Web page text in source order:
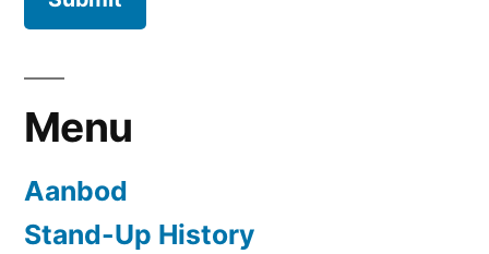
Menu
Aanbod
Stand-Up History